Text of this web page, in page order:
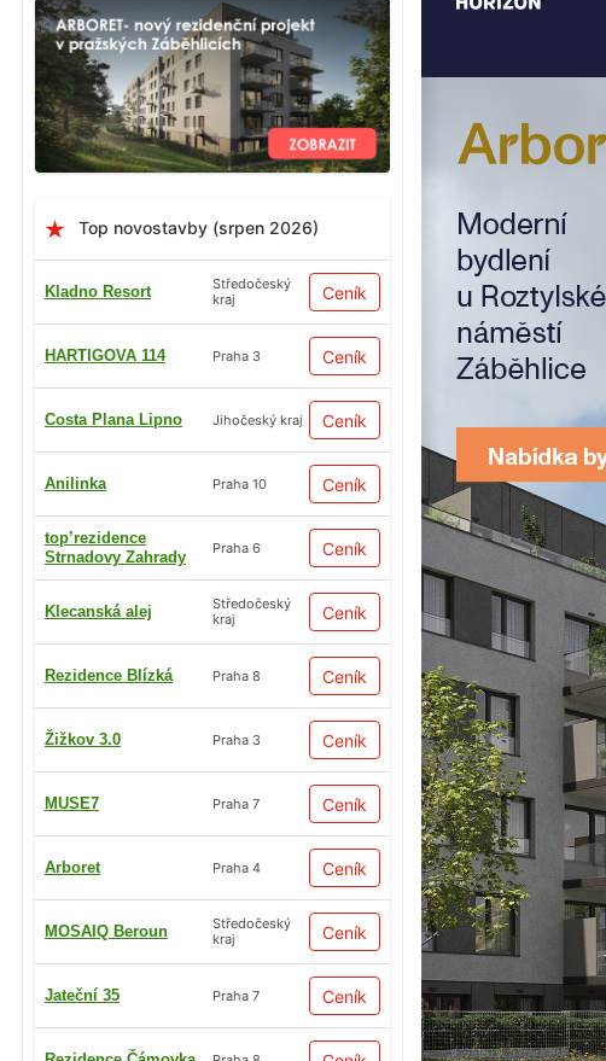
Top novostavby (srpen 2026)
Kladno Resort
Středočeský
kraj
Ceník
HARTIGOVA 114 Praha 3 Ceník
Costa Plana Lipno Jihočeský kraj Ceník
Anilinka Praha 10 Ceník
top’rezidence
Strnadovy Zahrady
Praha 6 Ceník
Klecanská alej
Středočeský
kraj
Ceník
Rezidence Blízká Praha 8 Ceník
Žižkov 3.0 Praha 3 Ceník
MUSE7 Praha 7 Ceník
Arboret Praha 4 Ceník
MOSAIQ Beroun
Středočeský
kraj
Ceník
Jateční 35 Praha 7 Ceník